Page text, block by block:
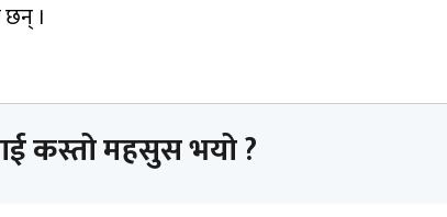
छन् ।
कस्तो महसुस भयो ?